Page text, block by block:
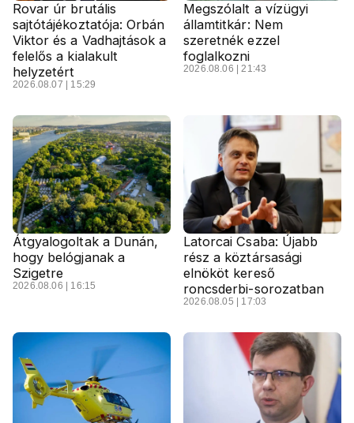
Rovar úr brutális
sajtótájékoztatója: Orbán
Viktor és a Vadhajtások a
felelős a kialakult
helyzetért
2026.08.07 | 15:29
Megszólalt a vízügyi
államtitkár: Nem
szeretnék ezzel
foglalkozni
2026.08.06 | 21:43
Átgyalogoltak a Dunán,
hogy belógjanak a
Szigetre
2026.08.06 | 16:15
Latorcai Csaba: Újabb
rész a köztársasági
elnököt kereső
roncsderbi-sorozatban
2026.08.05 | 17:03